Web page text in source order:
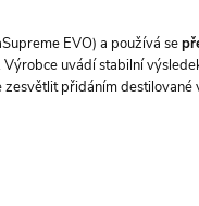
EVO) a používá se
uvádí stabilní
přidáním destilované